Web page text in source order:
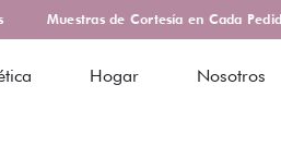
Muestras de Cortesía en Cada Pedido
Hogar Nosotros